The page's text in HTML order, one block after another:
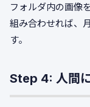
フォルダ内の画像
組み合わせれば、
す。
Step 4: 人間